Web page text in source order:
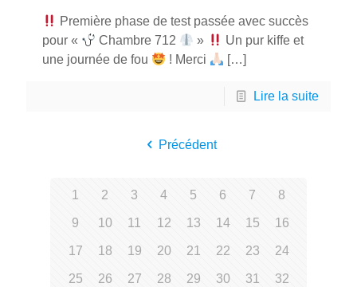
Première phase de test passée avec succès
pour «
Chambre 712 »
Un pur kiffe et
une journée de fou
! Merci […]
Lire la suite
Précédent
1 2 3 4 5 6 7 8
9 10 11 12 13 14 15 16
17 18 19 20 21 22 23 24
25 26 27 28 29 30 31 32